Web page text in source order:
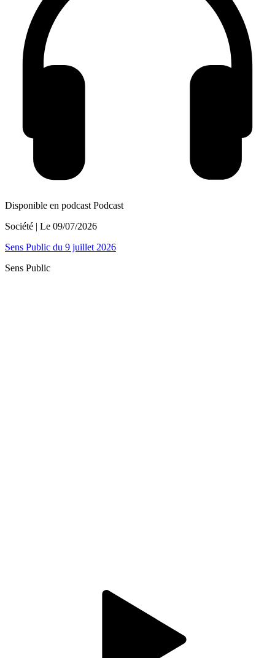
Disponible en podcast Podcast
Société | Le 09/07/2026
Sens Public du 9 juillet 2026
Sens Public